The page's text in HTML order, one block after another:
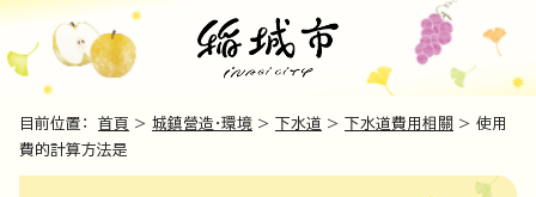
目前位置： 首頁 > 城鎮營造・環境 > 下水道 > 下水道費用相關 > 使用
費的計算方法是